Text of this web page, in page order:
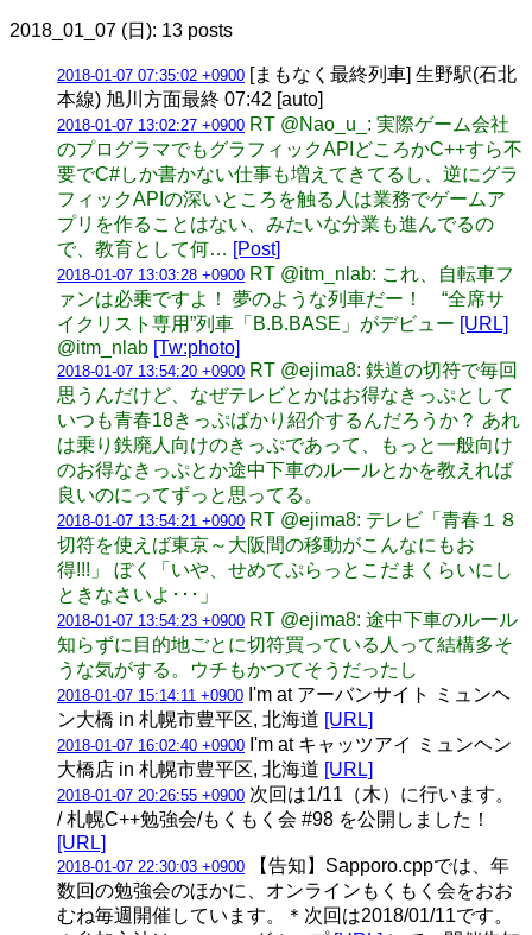
2018_01_07 (日): 13 posts
2018-01-07 07:35:02 +0900 [まもなく最終列車] 生野駅(石北
本線) 旭川方面最終 07:42 [auto]
2018-01-07 13:02:27 +0900 RT @Nao_u_: 実際ゲーム会社
のプログラマでもグラフィックAPIどころかC++すら不
要でC#しか書かない仕事も増えてきてるし、逆にグラ
フィックAPIの深いところを触る人は業務でゲームア
プリを作ることはない、みたいな分業も進んでるの
で、教育として何… [Post]
2018-01-07 13:03:28 +0900 RT @itm_nlab: これ、自転車フ
ァンは必乗ですよ！ 夢のような列車だー！ “全席サ
イクリスト専用”列車「B.B.BASE」がデビュー [URL]
@itm_nlab [Tw:photo]
2018-01-07 13:54:20 +0900 RT @ejima8: 鉄道の切符で毎回
思うんだけど、なぜテレビとかはお得なきっぷとして
いつも青春18きっぷばかり紹介するんだろうか？ あれ
は乗り鉄廃人向けのきっぷであって、もっと一般向け
のお得なきっぷとか途中下車のルールとかを教えれば
良いのにってずっと思ってる。
2018-01-07 13:54:21 +0900 RT @ejima8: テレビ「青春１８
切符を使えば東京～大阪間の移動がこんなにもお
得!!!」 ぼく「いや、せめてぷらっとこだまくらいにし
ときなさいよ･･･」
2018-01-07 13:54:23 +0900 RT @ejima8: 途中下車のルール
知らずに目的地ごとに切符買っている人って結構多そ
うな気がする。ウチもかつてそうだったし
2018-01-07 15:14:11 +0900 I'm at アーバンサイト ミュンヘ
ン大橋 in 札幌市豊平区, 北海道 [URL]
2018-01-07 16:02:40 +0900 I'm at キャッツアイ ミュンヘン
大橋店 in 札幌市豊平区, 北海道 [URL]
2018-01-07 20:26:55 +0900 次回は1/11（木）に行います。
/ 札幌C++勉強会/もくもく会 #98 を公開しました！
[URL]
2018-01-07 22:30:03 +0900 【告知】Sapporo.cppでは、年
数回の勉強会のほかに、オンラインもくもく会をおお
むね毎週開催しています。＊次回は2018/01/11です。